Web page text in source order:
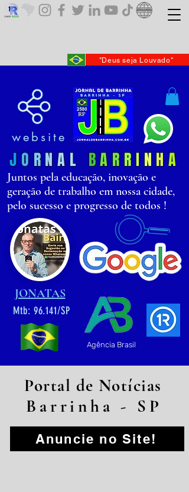
"Deus seja Louvado"
website
JO RNAL BARRI NHA
Juntos pela educação, inovação e
geração de trabalho em nossa cidade,
pelo sucesso e progresso de todos !
JONATAS
Mtb: 96.141/SP
Agência Brasil
Anuncie no Site!
Barrinha - SP
Portal de Notícias